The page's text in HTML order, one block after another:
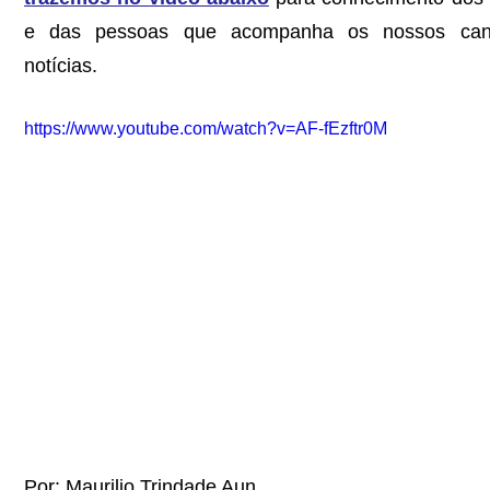
e das pessoas que acompanha os nossos
notícias.
https://www.youtube.com/watch?v=AF-fEzftr0M